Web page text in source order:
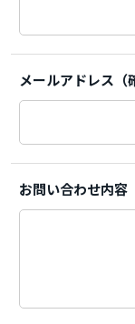
メールアドレス（
お問い合わせ内容